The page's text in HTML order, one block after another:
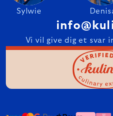
Sylwie
Vi vil give dig et svar